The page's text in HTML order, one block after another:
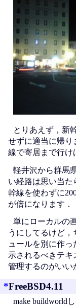
とりあえず，新
せずに適当に帰り
線で寄居まで行け
軽井沢から群馬
い経路は思い当
幹線を使わずに
が倍になります．
単にローカルの
うにしてるけど
ュールを別に作
示されるべきテ
管理するのがいい
*FreeBSD4.11
make buildworld